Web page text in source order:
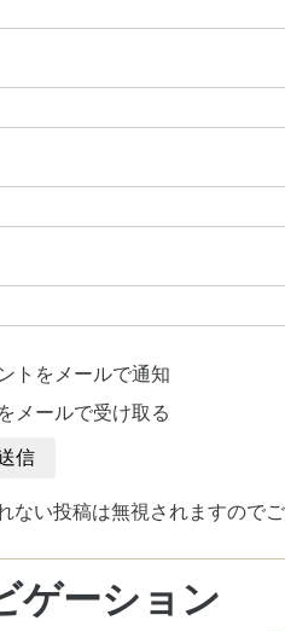
トをメールで通知
メールで受け取る
ない投稿は無視されますので
ゲーション